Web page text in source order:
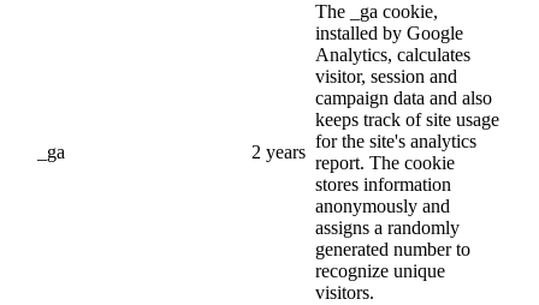
_ga 2 years
The _ga cookie,
installed by Google
Analytics, calculates
visitor, session and
campaign data and also
keeps track of site usage
for the site's analytics
report. The cookie
stores information
anonymously and
assigns a randomly
generated number to
recognize unique
visitors.